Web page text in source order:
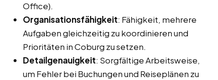
Office).
Organisationsfähigkeit: Fähigkeit, mehrere
Aufgaben gleichzeitig zu koordinieren und
Prioritäten in Coburg zu setzen.
Detailgenauigkeit: Sorgfältige Arbeitsweise,
um Fehler bei Buchungen und Reiseplänen zu